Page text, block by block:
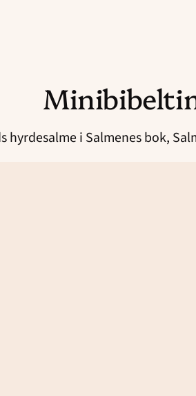
hyrdesalme i Salmenes bok,